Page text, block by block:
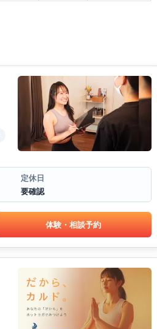
定休日
要確認
体験・相談予約